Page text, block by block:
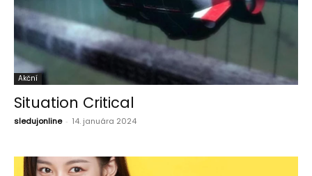
Akční
Situation Critical
sledujonline - 14. januára 2024